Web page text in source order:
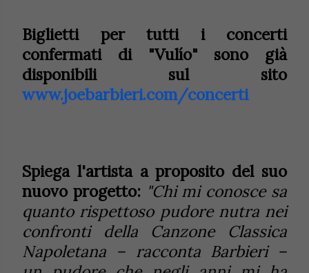
Biglietti per tutti i concerti
confermati di "Vulío"
sono già
disponibili sul sito
www.joebarbieri.com/concerti
Spiega l'artista a proposito del suo
nuovo progetto: "Chi mi conosce sa
quanto rispettoso pudore nutra nei
confronti della Canzone Classica
Napoletana – racconta Barbieri –